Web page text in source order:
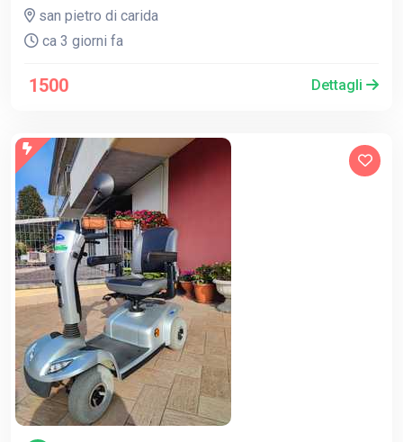
san pietro di carida
ca 3 giorni fa
1500 Dettagli